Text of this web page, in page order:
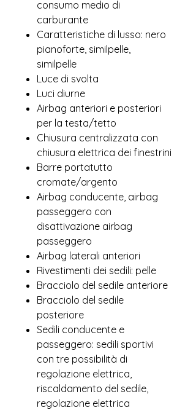
consumo medio di
carburante
Caratteristiche di lusso: nero
pianoforte, similpelle,
similpelle
Luce di svolta
Luci diurne
Airbag anteriori e posteriori
per la testa/tetto
Chiusura centralizzata con
chiusura elettrica dei finestrini
Barre portatutto
cromate/argento
Airbag conducente, airbag
passeggero con
disattivazione airbag
passeggero
Airbag laterali anteriori
Rivestimenti dei sedili: pelle
Bracciolo del sedile anteriore
Bracciolo del sedile
posteriore
Sedili conducente e
passeggero: sedili sportivi
con tre possibilità di
regolazione elettrica,
riscaldamento del sedile,
regolazione elettrica